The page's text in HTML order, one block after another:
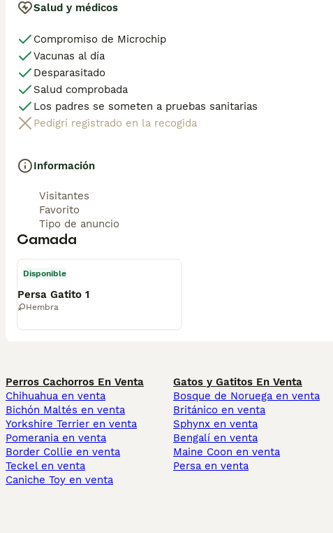
Salud y médicos
Compromiso de Microchip
Vacunas al día
Desparasitado
Salud comprobada
Los padres se someten a pruebas sanitarias
Pedigrí registrado en la recogida
Información
Visitantes
Favorito
Tipo de anuncio
Camada
Disponible
Persa Gatito 1
Hembra
Perros Cachorros En Venta
Chihuahua en venta
Bichón Maltés en venta
Yorkshire Terrier en venta
Pomerania en venta
Border Collie en venta
Teckel en venta
Caniche Toy en venta
Gatos y Gatitos En Venta
Bosque de Noruega en venta
Británico en venta
Sphynx en venta
Bengalí en venta
Maine Coon en venta
Persa en venta